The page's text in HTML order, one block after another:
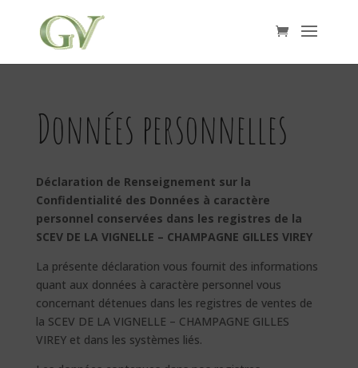
Données personnelles
Déclaration de Renseignement sur la
Confidentialité des Données à caractère
personnel conservées dans les registres de la
SCEV DE LA VIGNELLE – CHAMPAGNE GILLES VIREY
La présente déclaration vous fournit des informations
quant aux données à caractère personnel vous
concernant détenues dans les registres de ventes de
la SCEV DE LA VIGNELLE – CHAMPAGNE GILLES
VIREY et dans les systèmes liés.